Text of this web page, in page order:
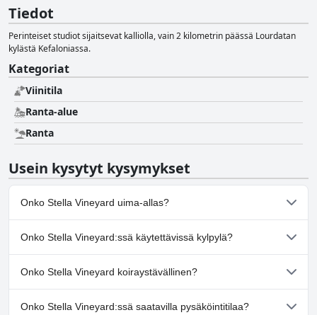
Tiedot
Perinteiset studiot sijaitsevat kalliolla, vain 2 kilometrin päässä Lourdatan
kylästä Kefaloniassa.
Kategoriat
Viinitila
Ranta-alue
Ranta
Usein kysytyt kysymykset
Onko Stella Vineyard uima-allas?
Ei, Stella Vineyard ei ole uima-allasta.
Onko Stella Vineyard:ssä käytettävissä kylpylä?
Ei, Stella Vineyard ei tarjoa kylpylää.
Onko Stella Vineyard koiraystävällinen?
Ei, Stella Vineyard ei salli koiria.
Onko Stella Vineyard:ssä saatavilla pysäköintitilaa?